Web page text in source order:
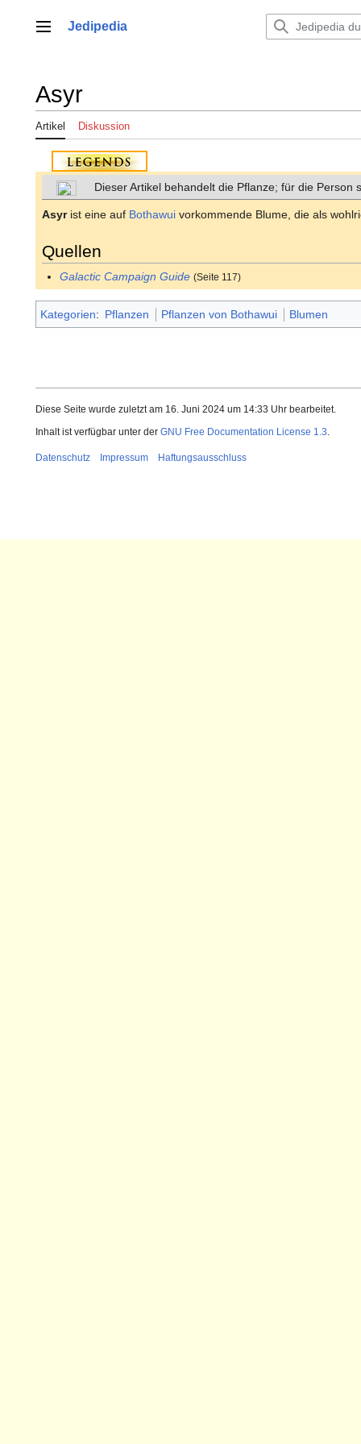
springenHauptmenü
Jedipedia
Asyr
Artikel Diskussion
Dieser Artikel behandelt die Pflanze; für die Person
Asyrist eine auf Bothawui vorkommende Blume, die als
Quellen
Galactic Campaign Guide (Seite 117)
Kategorien: Pflanzen Pflanzen von Bothawui Blumen
Diese Seite wurde zuletzt am 16. Juni 2024 um 14:33 Uhr bearbeitet.
Inhalt ist verfügbar unter der GNU Free Documentation License 1.3.
Datenschutz Impressum Haftungsausschluss